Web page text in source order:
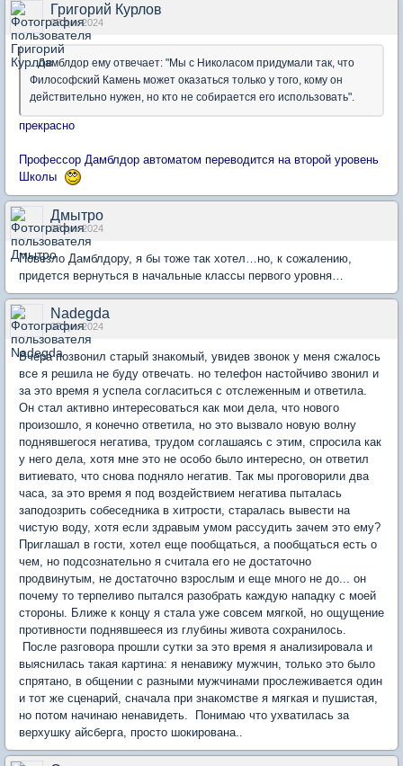
Григорий Курлов
07 дек 2024
...Дамблдор ему отвечает: "Мы с Николасом придумали так, что
Философский Камень может оказаться только у того, кому он
действительно нужен, но кто не собирается его использовать".
прекрасно
Профессор Дамблдор автоматом переводится на второй уровень
Школы
Дмытро
07 дек 2024
Повезло Дамблдору, я бы тоже так хотел…но, к сожалению,
придется вернуться в начальные классы первого уровня…
Nadegda
07 дек 2024
Вчера позвонил старый знакомый, увидев звонок у меня сжалось
все я решила не буду отвечать. но телефон настойчиво звонил и
за это время я успела согласиться с отслеженным и ответила.
Он стал активно интересоваться как мои дела, что нового
произошло, я конечно ответила, но это вызвало новую волну
поднявшегося негатива, трудом соглашаясь с этим, спросила как
у него дела, хотя мне это не особо было интересно, он ответил
витиевато, что снова подняло негатив. Так мы проговорили два
часа, за это время я под воздействием негатива пыталась
заподозрить собеседника в хитрости, старалась вывести на
чистую воду, хотя если здравым умом рассудить зачем это ему?
Приглашал в гости, хотел еще пообщаться, а пообщаться есть о
чем, но подсознательно я считала его не достаточно
продвинутым, не достаточно взрослым и еще много не до... он
почему то терпеливо пытался разобрать каждую нападку с моей
стороны. Ближе к концу я стала уже совсем мягкой, но ощущение
противности поднявшееся из глубины живота сохранилось.
После разговора прошли сутки за это время я анализировала и
выяснилась такая картина: я ненавижу мужчин, только это было
спрятано, в общении с разными мужчинами прослеживается один
и тот же сценарий, сначала при знакомстве я мягкая и пушистая,
но потом начинаю ненавидеть. Понимаю что ухватилась за
верхушку айсберга, просто шокирована..